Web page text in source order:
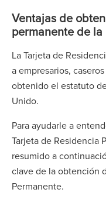
Ventajas de
permanente de la
La Tarjeta de
a empresarios,
obtenido el estatuto
Unido.
Para ayudarle a
Tarjeta de Residencia
resumido a
clave de la obtención
Permanente.